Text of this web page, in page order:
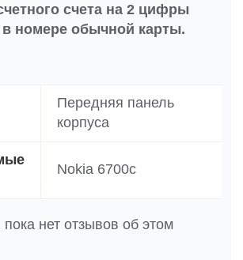
счета на 2 цифры
номере обычной карты.
Передняя панель
корпуса
Nokia 6700c
нет отзывов об этом